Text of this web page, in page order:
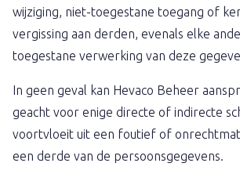
wijziging, niet-toegestane toegang of
vergissing aan derden, evenals elke
toegestane verwerking van deze
In geen geval kan Hevaco Beheer
geacht voor enige directe of indirecte
voortvloeit uit een foutief of
een derde van de persoonsgegevens.